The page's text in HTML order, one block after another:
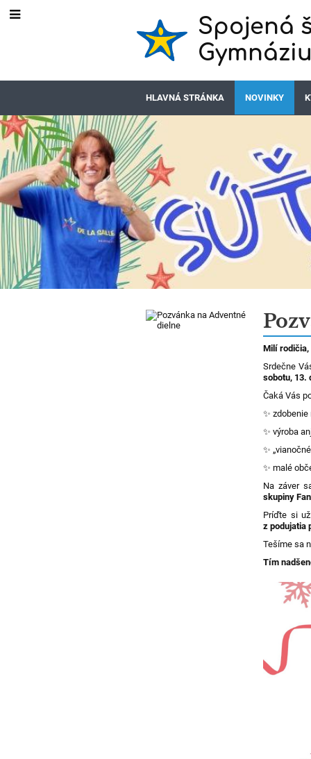
Spojená
HLAVNÁ STRÁNKA NOVINKY
Novinky
Milí
Srdečne
sobotu, 13.
Čaká Vás
✨
✨ výroba
✨
✨ malé
Na záver
skupiny
Príďte si
z podujatia
Tešíme sa
Tím